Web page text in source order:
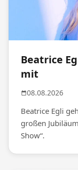
Beatrice
mit
08.08.2026
Beatrice Egli
großen
Show“.